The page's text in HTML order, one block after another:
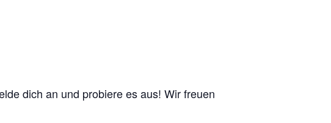
dich an und probiere es aus! Wir freuen